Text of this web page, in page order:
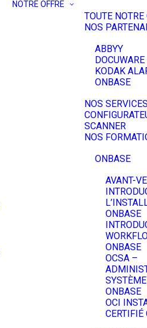
NOTRE OFFRE
TOUTE NOTRE
NOS
ABBYY
DOCUWARE
KODAK
ONBASE
NOS SERVICES
SCANNER
NOS
ONBASE
AVANT-
ONBASE
ONBASE
OCSA –
ONBASE
OCI
CERTIFIÉ